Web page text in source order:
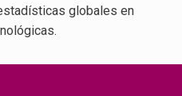
globales en